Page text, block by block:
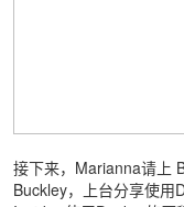
接下来，Marianna请上
Buckley，上台分享使用